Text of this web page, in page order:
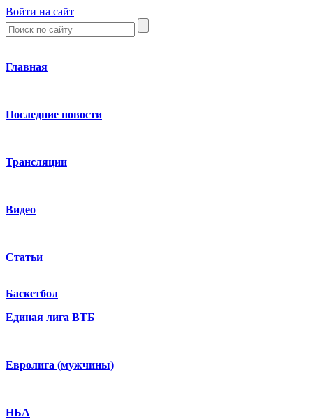
Войти на сайт
Главная
Последние новости
Трансляции
Видео
Статьи
Баскетбол
Единая лига ВТБ
Евролига (мужчины)
НБА